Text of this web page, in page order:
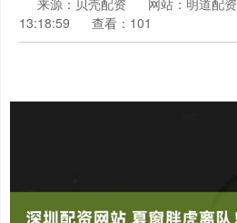
来源：贝壳配资 网站：明道配资
13:18:59
查看：101